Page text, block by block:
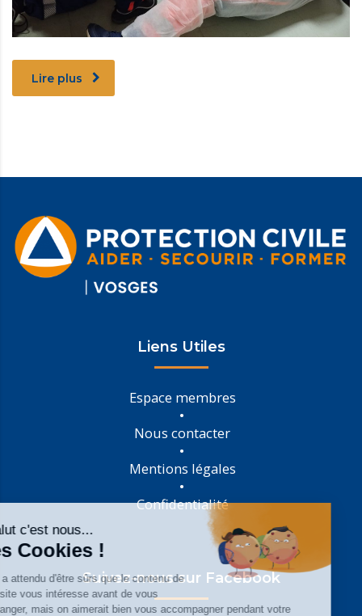
Lire plus
Liens Utiles
Espace membres
Nous contacter
Mentions légales
Confidentialité
Suivez-nous sur Facebook